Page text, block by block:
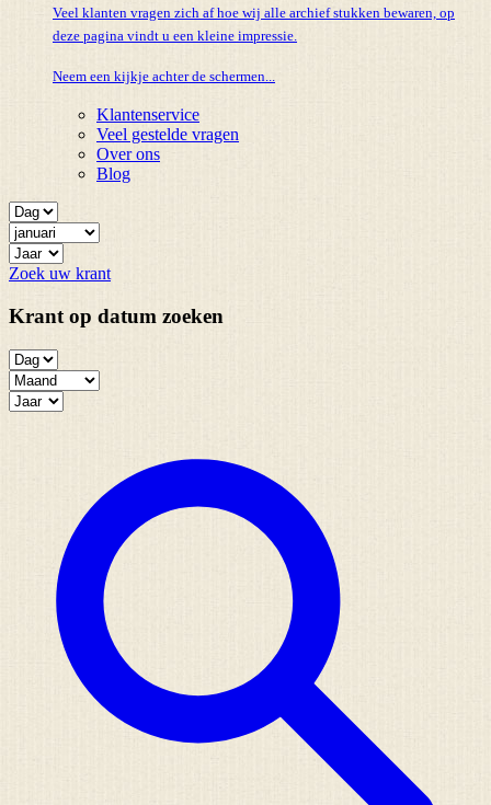
Veel klanten vragen zich af hoe wij alle archief stukken bewaren, op
deze pagina vindt u een kleine impressie.
Neem een kijkje achter de schermen...
Klantenservice
Veel gestelde vragen
Over ons
Blog
Zoek uw krant
Krant op datum zoeken